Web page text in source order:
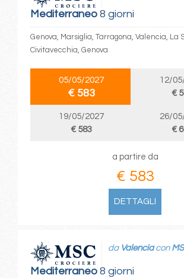
Mediterraneo8 giorni
Genova, Marsiglia, Tarragona, Valencia, La
Civitavecchia, Genova
05/05/2027
€ 583
12/
€
19/05/2027
€ 583
26/
€
a partire da
€ 583
DETTAGLI
Mediterraneo8 giorni
da Valenciacon